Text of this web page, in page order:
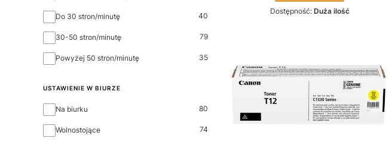
Prędkość kopiowania/drukowania
Do 30 stron/minutę 40
30-50 stron/minutę 79
Powyżej 50 stron/minutę 35
USTAWIENIE W BIURZE
USTAWIENIE W BIURZE
Na biurku 80
Wolnostojące 74
Dostępność: Duża ilość